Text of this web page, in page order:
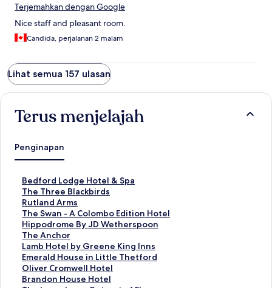
Terjemahkan dengan Google
Nice staff and pleasant room.
Candida, perjalanan 2 malam
Lihat semua 157 ulasan
Terus menjelajah
Penginapan
Bedford Lodge Hotel & Spa
T
a
u
t
a
n
S
t
a
n
The Three Blackbirds
T
a
u
t
a
n
S
t
a
Rutland Arms
T
a
u
t
a
n
S
t
The Swan - A Colombo Edition Hotel
T
a
u
t
a
n
S
Hippodrome By JD Wetherspoon
T
a
u
t
a
n
The Anchor
T
a
u
t
a
Lamb Hotel by Greene King Inns
T
a
u
t
Emerald House in Little Thetford
T
a
u
Oliver Cromwell Hotel
T
a
Brandon House Hotel
T